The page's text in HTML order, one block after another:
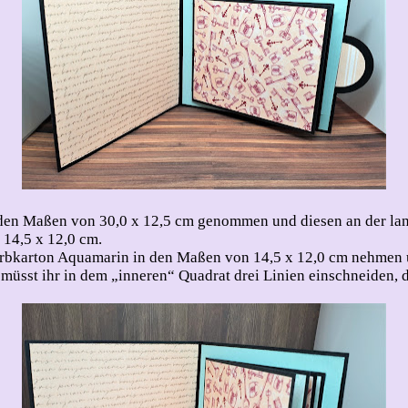
Maßen von 30,0 x 12,5 cm genommen und diesen an der
x 12,0 cm.
Aquamarin in den Maßen von 14,5 x 12,0 cm
ihr in dem „inneren“ Quadrat drei Linien einschneiden,